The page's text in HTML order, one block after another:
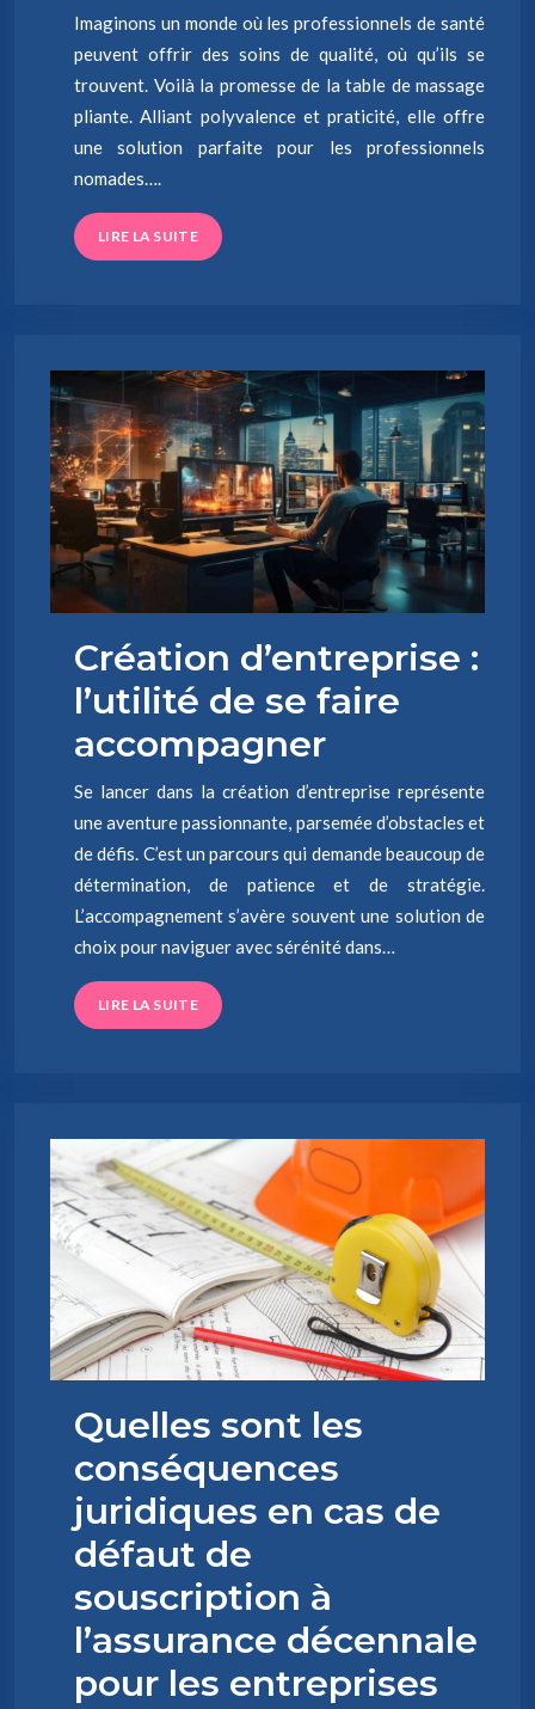
Imaginons un monde où les professionnels de santé
peuvent offrir des soins de qualité, où qu’ils se
trouvent. Voilà la promesse de la table de massage
pliante. Alliant polyvalence et praticité, elle offre
une solution parfaite pour les professionnels
nomades….
LIRE LA SUITE
Création d’entreprise :
l’utilité de se faire
accompagner
Se lancer dans la création d’entreprise représente
une aventure passionnante, parsemée d’obstacles et
de défis. C’est un parcours qui demande beaucoup de
détermination, de patience et de stratégie.
L’accompagnement s’avère souvent une solution de
choix pour naviguer avec sérénité dans…
LIRE LA SUITE
Quelles sont les
conséquences
juridiques en cas de
défaut de
souscription à
l’assurance décennale
pour les entreprises